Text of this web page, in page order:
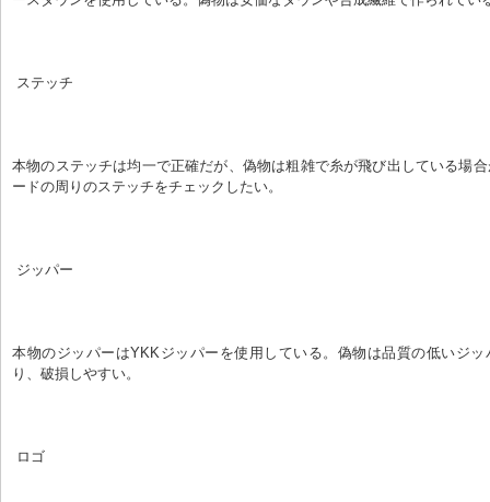
ステッチ
本物のステッチは均一で正確だが、偽物は粗雑で糸が飛び出している場
ードの周りのステッチをチェックしたい。
ジッパー
本物のジッパーはYKKジッパーを使用している。偽物は品質の低いジッ
り、破損しやすい。
ロゴ